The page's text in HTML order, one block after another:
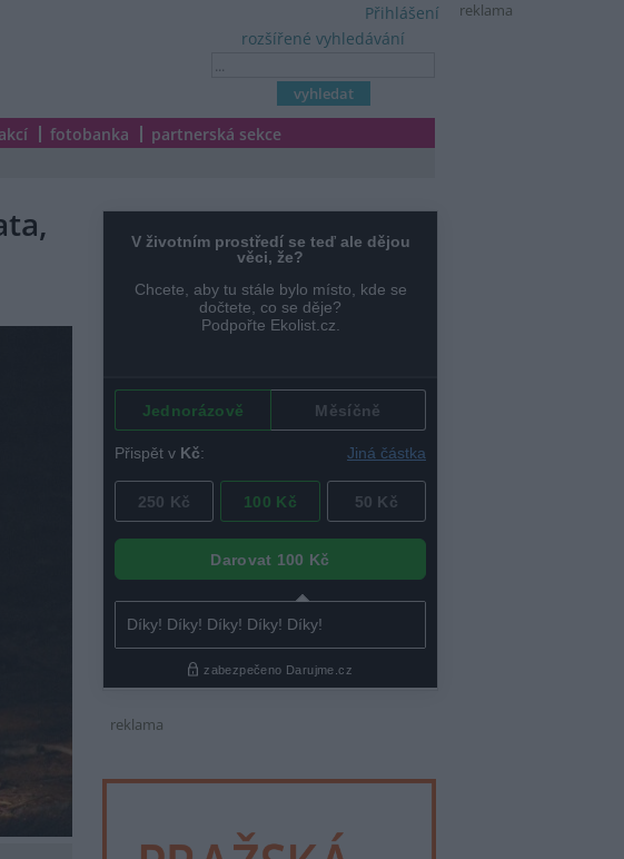
reklama
rozšířené vyhledávání
Přihlášení
fotobanka partnerská sekce
reklama